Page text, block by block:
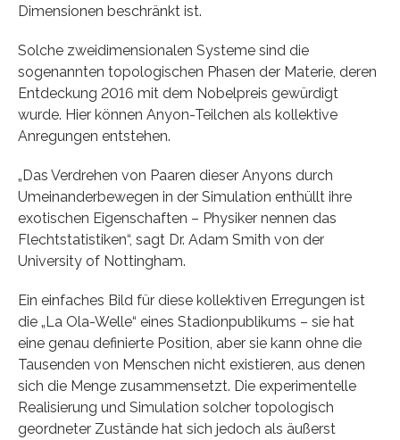
Dimensionen beschränkt ist.
Solche zweidimensionalen Systeme sind die
sogenannten topologischen Phasen der Materie, deren
Entdeckung 2016 mit dem Nobelpreis gewürdigt
wurde. Hier können Anyon-Teilchen als kollektive
Anregungen entstehen.
„Das Verdrehen von Paaren dieser Anyons durch
Umeinanderbewegen in der Simulation enthüllt ihre
exotischen Eigenschaften – Physiker nennen das
Flechtstatistiken“, sagt Dr. Adam Smith von der
University of Nottingham.
Ein einfaches Bild für diese kollektiven Erregungen ist
die „La Ola-Welle“ eines Stadionpublikums – sie hat
eine genau definierte Position, aber sie kann ohne die
Tausenden von Menschen nicht existieren, aus denen
sich die Menge zusammensetzt. Die experimentelle
Realisierung und Simulation solcher topologisch
geordneter Zustände hat sich jedoch als äußerst